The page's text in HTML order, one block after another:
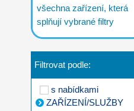
všechna zařízení, která
splňují vybrané filtry
Filtrovat podle:
s nabídkami
ZAŘÍZENÍ/SLUŽBY